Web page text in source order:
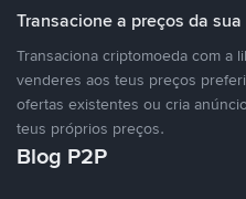
Transacione a preços da
Transaciona criptomoeda com a
venderes aos teus preços
ofertas existentes ou cria
teus próprios preços.
Blog P2P